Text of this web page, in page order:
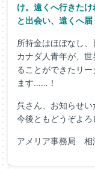
け。遠くへ行きた
と出会い、遠くへ届
所持金はほぼなし
カナダ人青年が、
ることができたリ
ます……！
呉さん、お知らせい
今後ともどうぞよろ
アメリア事務局 相